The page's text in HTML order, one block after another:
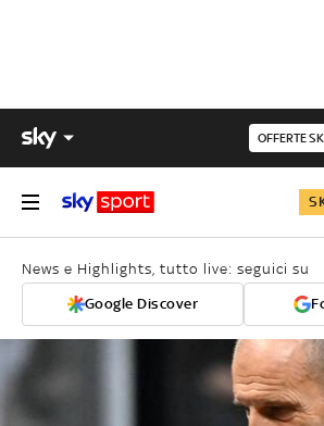
OFFERTE
News e Highlights, tutto live: seguici su
Google Discover